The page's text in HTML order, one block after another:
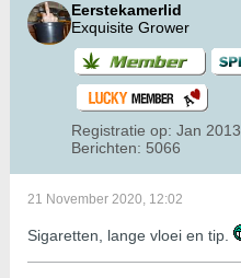
Eerstekamerlid
Exquisite Grower
Registratie op: Jan 2013
Berichten: 5066
21 November 2020, 12:02
Sigaretten, lange vloei en tip.